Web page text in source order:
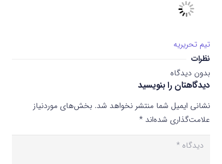
تیم تحریریه
نظرات
بدون دیدگاه
دیدگاهتان را بنویسید
نشانی ایمیل شما منتشر نخواهد شد. بخش‌های موردنیاز
علامت‌گذاری شده‌اند *